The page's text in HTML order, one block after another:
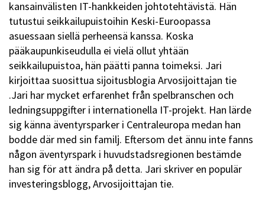
kansainvälisten IT-hankkeiden johtotehtävistä. Hän
tutustui seikkailupuistoihin Keski-Euroopassa
asuessaan siellä perheensä kanssa. Koska
pääkaupunkiseudulla ei vielä ollut yhtään
seikkailupuistoa, hän päätti panna toimeksi. Jari
kirjoittaa suosittua sijoitusblogia Arvosijoittajan tie
.Jari har mycket erfarenhet från spelbranschen och
ledningsuppgifter i internationella IT-projekt. Han lärde
sig känna äventyrsparker i Centraleuropa medan han
bodde där med sin familj. Eftersom det ännu inte fanns
någon äventyrspark i huvudstadsregionen bestämde
han sig för att ändra på detta. Jari skriver en populär
investeringsblogg, Arvosijoittajan tie.